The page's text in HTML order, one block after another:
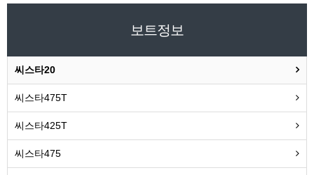
보트정보
씨스타20
씨스타475T
씨스타425T
씨스타475